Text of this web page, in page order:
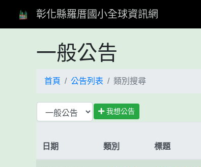
彰化縣羅厝國小全球資訊網
一般公告
首頁 公告列表 類別搜尋
我想公告
日期 類別 標題